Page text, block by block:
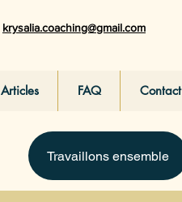
krysalia.coaching@gmail.com
Articles FAQ Contact
Travaillons ensemble